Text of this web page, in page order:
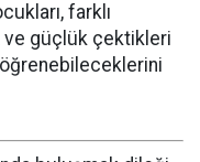
farklı
ve güçlük çektikleri